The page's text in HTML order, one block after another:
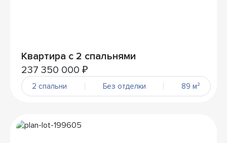
Квартира с 2 спальнями
237 350 000 ₽
2 спальни Без отделки 89 м²